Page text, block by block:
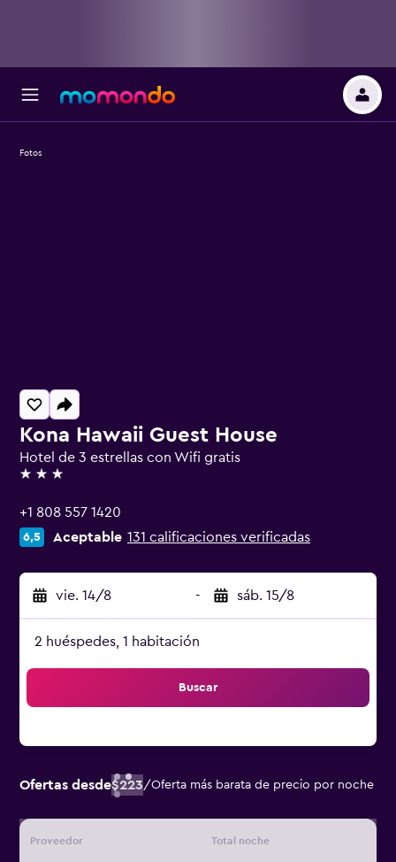
Kona Hawaii Guest House
Hotel de 3 estrellas con Wifi gratis
3 estrellas
+1 808 557 1420
6,5 Aceptable 131 calificaciones verificadas
vie. 14/8 - sáb. 15/8
2 huéspedes, 1 habitación
Buscar
Ofertas desde$223/Oferta más barata de precio por noche
Proveedor Total noche
Fotos